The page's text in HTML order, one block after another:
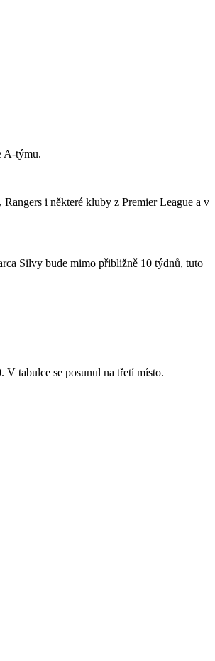
A-týmu.
i některé kluby z Premier League a v
Silvy bude mimo přibližně 10 týdnů, tuto
V tabulce se posunul na třetí místo.